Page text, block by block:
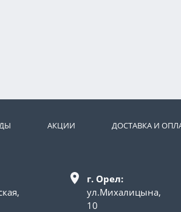
АКЦИИ ДОСТАВКА И
г. Орел:
ул.Михалицына,
10